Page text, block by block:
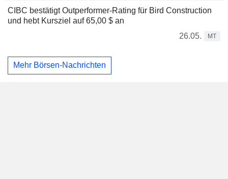
CIBC bestätigt Outperformer-Rating für Bird Construction
und hebt Kursziel auf 65,00 $ an
26.05.
MT
Mehr Börsen-Nachrichten